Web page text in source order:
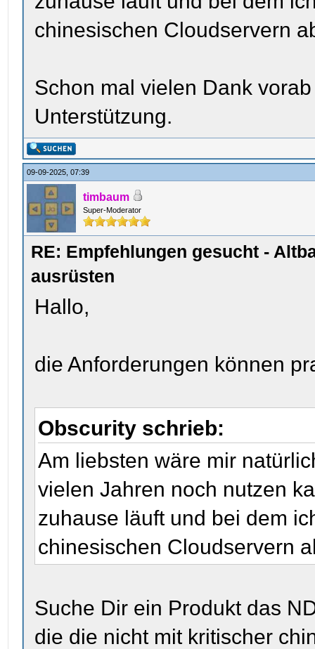
chinesischen Cloudservern
Schon mal vielen Dank
Unterstützung.
09-09-2025, 07:39
timbaum
Super-Moderator
RE: Empfehlungen gesucht -
ausrüsten
Hallo,
die Anforderungen können
Obscurity schrieb:
Am liebsten wäre mir
vielen Jahren noch nutzen
zuhause läuft und bei dem
chinesischen Cloudservern
Suche Dir ein Produkt das
die die nicht mit kritischer